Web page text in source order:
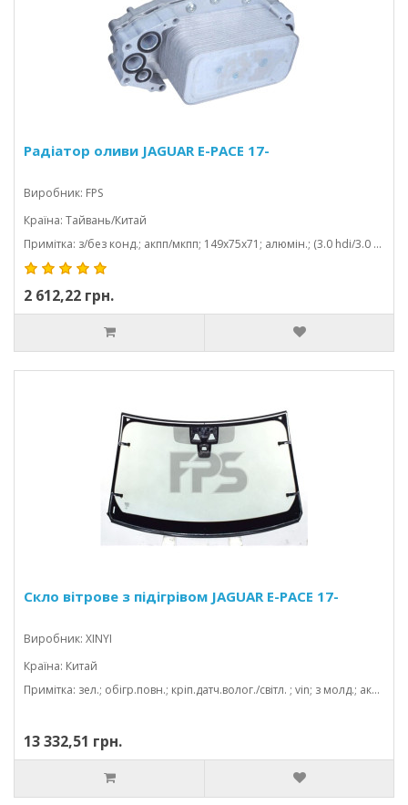
Радіатор оливи JAGUAR E-PACE 17-
Виробник: FPS
Країна: Тайвань/Китай
Примітка: з/без конд.; акпп/мкпп; 149x75x71; алюмін.; (3.0 hdi/3.0 d/3.0 td/3.0 hybrid)
2 612,22 грн.
Скло вітрове з підігрівом JAGUAR E-PACE 17-
Виробник: XINYI
Країна: Китай
Примітка: зел.; обігр.повн.; кріп.датч.волог./світл. ; vin; з молд.; акуст; камера; 1542*924
13 332,51 грн.